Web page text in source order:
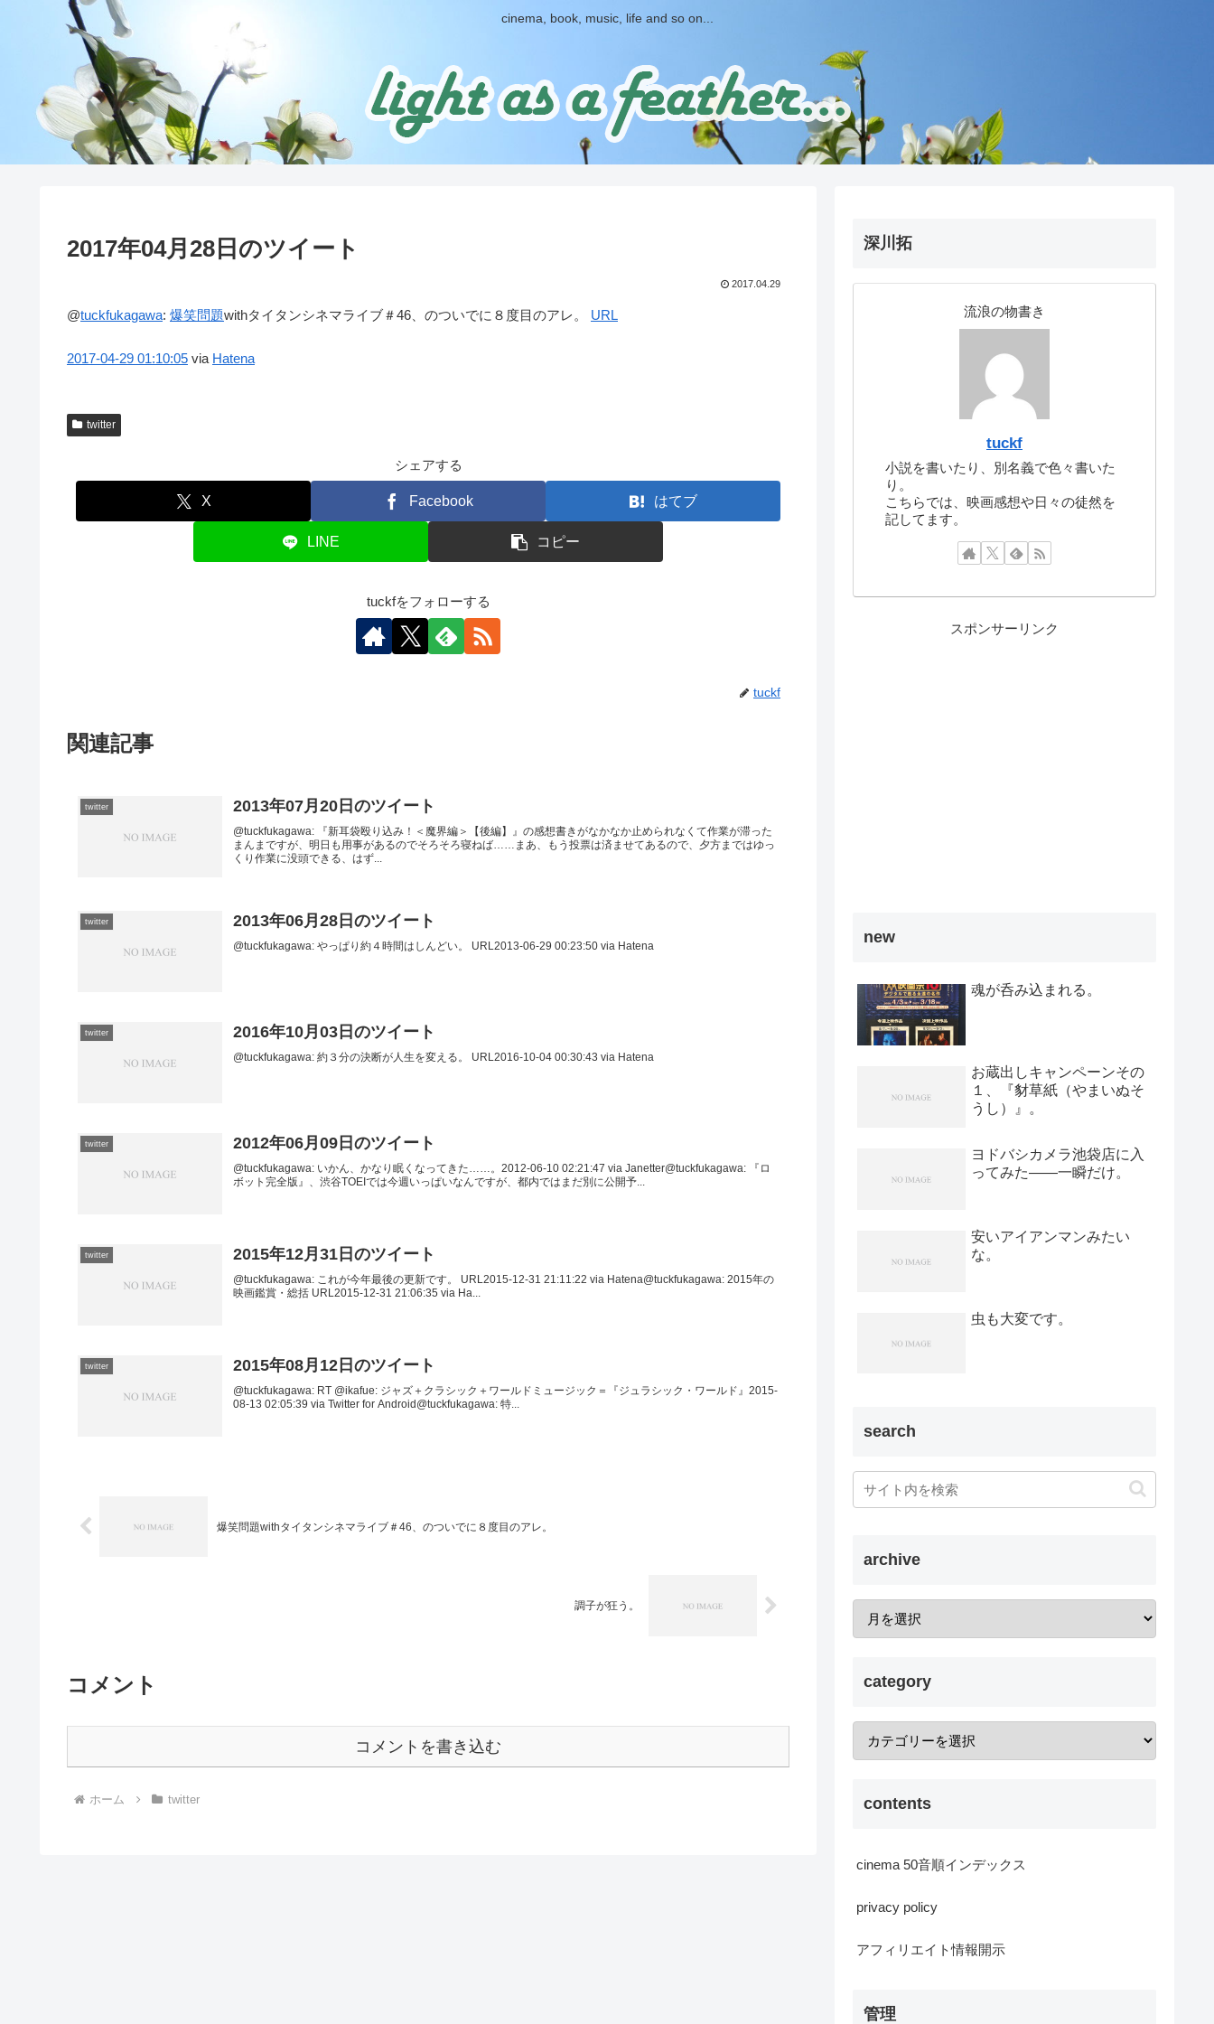
cinema, book, music, life and so on...
2017年04月28日のツイート
2017.04.29
@tuckfukagawa: 爆笑問題withタイタンシネマライブ＃46、のついでに８度目のアレ。 URL
2017-04-29 01:10:05 via Hatena
twitter
シェアする
X Facebook はてブ
LINE コピー
tuckfをフォローする
tuckf
関連記事
twitter 2013年07月20日のツイート
@tuckfukagawa: 『新耳袋殴り込み！＜魔界編＞【後編】』の感想書きがなかなか止められなくて作業が滞った
まんまですが、明日も用事があるのでそろそろ寝ねば……まあ、もう投票は済ませてあるので、夕方まではゆっ
くり作業に没頭できる、はず...
twitter 2013年06月28日のツイート
@tuckfukagawa: やっぱり約４時間はしんどい。 URL2013-06-29 00:23:50 via Hatena
twitter 2016年10月03日のツイート
@tuckfukagawa: 約３分の決断が人生を変える。 URL2016-10-04 00:30:43 via Hatena
twitter 2012年06月09日のツイート
@tuckfukagawa: いかん、かなり眠くなってきた……。2012-06-10 02:21:47 via Janetter@tuckfukagawa: 『ロ
ボット完全版』、渋谷TOEIでは今週いっぱいなんですが、都内ではまだ別に公開予...
twitter 2015年12月31日のツイート
@tuckfukagawa: これが今年最後の更新です。 URL2015-12-31 21:11:22 via Hatena@tuckfukagawa: 2015年の
映画鑑賞・総括 URL2015-12-31 21:06:35 via Ha...
twitter 2015年08月12日のツイート
@tuckfukagawa: RT @ikafue: ジャズ＋クラシック＋ワールドミュージック＝『ジュラシック・ワールド』2015-
08-13 02:05:39 via Twitter for Android@tuckfukagawa: 特...
爆笑問題withタイタンシネマライブ＃46、のついでに８度目のアレ。
調子が狂う。
コメント
コメントを書き込む
ホーム twitter
深川拓
流浪の物書き
tuckf
小説を書いたり、別名義で色々書いた
り。
こちらでは、映画感想や日々の徒然を
記してます。
スポンサーリンク
new
魂が呑み込まれる。
お蔵出しキャンペーンその
１、『豺草紙（やまいぬそ
うし）』。
ヨドバシカメラ池袋店に入
ってみた――一瞬だけ。
安いアイアンマンみたい
な。
虫も大変です。
search
archive
category
contents
cinema 50音順インデックス
privacy policy
アフィリエイト情報開示
管理